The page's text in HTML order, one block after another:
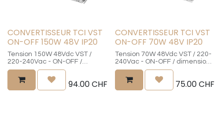
CONVERTISSEUR TCI VST
ON-OFF 150W 48V IP20
Tension 150W 48Vdc VST /
220-240Vac - ON-OFF /
dimensions 240x60x49mmm -
Percement min. 80mm /
Certificat CE SELV / réglage
d'usine 48Vdc
94.00CHF
CONVERTISSEUR TCI VST
ON-OFF 70W 48V IP20
Tension 70W 48Vdc VST / 220-
240Vac - ON-OFF / dimensions
225x60x36mmm - Percement
min. 70mm / Certificat CE SELV
/ réglage d'usine 48Vdc
75.00CHF